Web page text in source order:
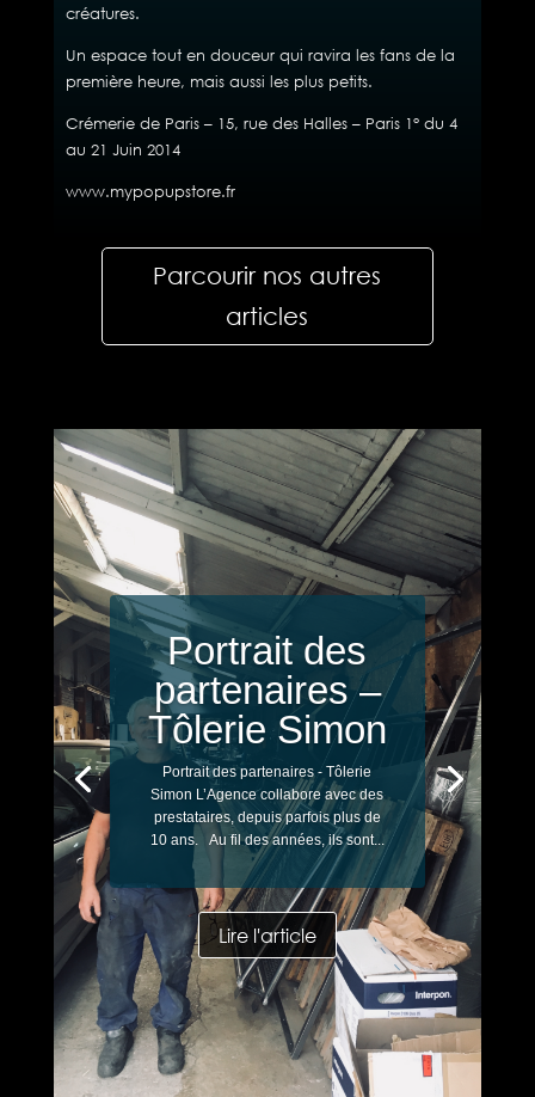
créatures.
Un espace tout en douceur qui ravira les fans de la
première heure, mais aussi les plus petits.
Crémerie de Paris – 15, rue des Halles – Paris 1° du 4
au 21 Juin 2014
www.mypopupstore.fr
Parcourir nos autres
articles
Portrait des
partenaires –
Tôlerie Simon
Portrait des partenaires - Tôlerie
Simon L’Agence collabore avec des
prestataires, depuis parfois plus de
10 ans. Au fil des années, ils sont...
Lire l'article